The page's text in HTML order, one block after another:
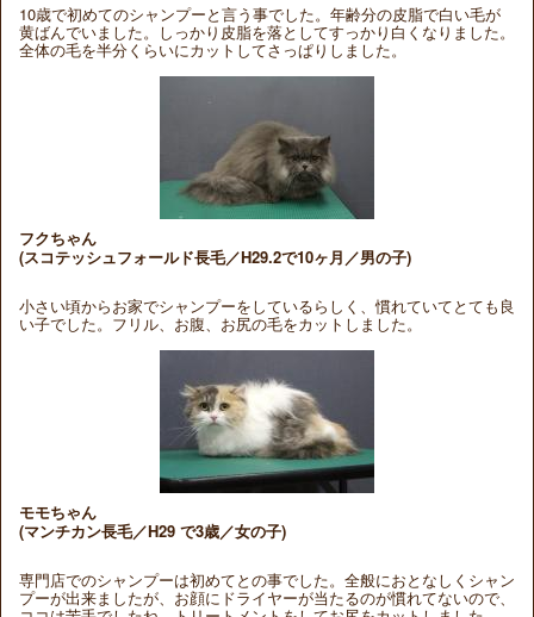
10歳で初めてのシャンプーと言う事でした。年齢分の皮脂で白い毛が
黄ばんでいました。しっかり皮脂を落としてすっかり白くなりました。
全体の毛を半分くらいにカットしてさっぱりしました。
フクちゃん
(スコテッシュフォールド長毛／H29.2で10ヶ月／男の子)
小さい頃からお家でシャンプーをしているらしく、慣れていてとても良
い子でした。フリル、お腹、お尻の毛をカットしました。
モモちゃん
(マンチカン長毛／H29 で3歳／女の子)
専門店でのシャンプーは初めてとの事でした。全般におとなしくシャン
プーが出来ましたが、お顔にドライヤーが当たるのが慣れてないので、